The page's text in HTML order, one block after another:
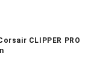
CLIPPER PRO